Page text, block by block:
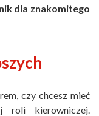
dla znakomitego
czy chcesz mieć
roli kierowniczej.